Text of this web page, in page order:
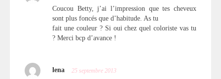
Coucou Betty, j’ai l’impression que tes cheveux
sont plus foncés que d’habitude. As tu
fait une couleur ? Si oui chez quel coloriste vas tu
? Merci bcp d’avance !
lena 25 septembre 2013